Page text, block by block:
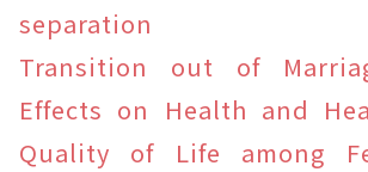
separation
Transition out of
Effects on Health and
Quality of Life among